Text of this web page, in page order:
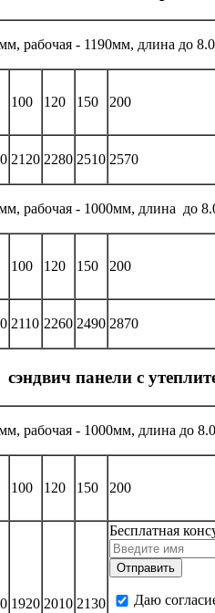
рабочая - 1190мм, длина до
100 120 150 200
2120 2280 2510 2570
рабочая - 1000мм, длина до
100 120 150 200
2110 2260 2490 2870
панели с
рабочая - 1000мм, длина до
100 120 150 200
1920 2010 2130
Бесплатная
Даю